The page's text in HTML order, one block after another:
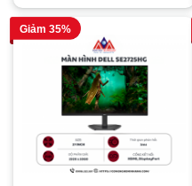
Giảm 35%